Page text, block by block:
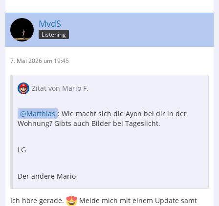
MvdS
Listening
7. Mai 2026 um 19:45
Zitat von Mario F.
Matthias : Wie macht sich die Ayon bei dir in der
Wohnung? Gibts auch Bilder bei Tageslicht.
LG
Der andere Mario
Ich höre gerade.
Melde mich mit einem Update samt